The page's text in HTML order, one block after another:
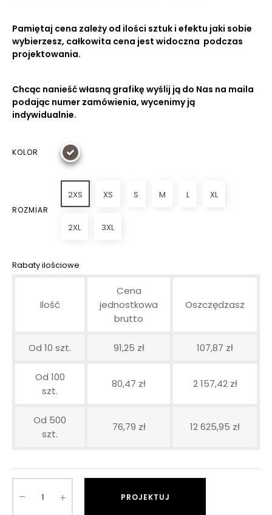
Pamiętaj cena zależy od ilości sztuk i efektu jaki sobie
wybierzesz, całkowita cena jest widoczna podczas
projektowania.
Chcąc nanieść własną grafikę wyślij ją do Nas na maila
podając numer zamówienia, wycenimy ją
indywidualnie.
KOLOR
ROZMIAR
2XS XS S M L XL
2XL 3XL
Rabaty ilościowe
Ilość
Cena
jednostkowa
brutto
Oszczędzasz
Od 10 szt. 91,25 zł 107,87 zł
Od 100
szt.
80,47 zł 2 157,42 zł
Od 500
szt.
76,79 zł 12 625,95 zł
PROJEKTUJ